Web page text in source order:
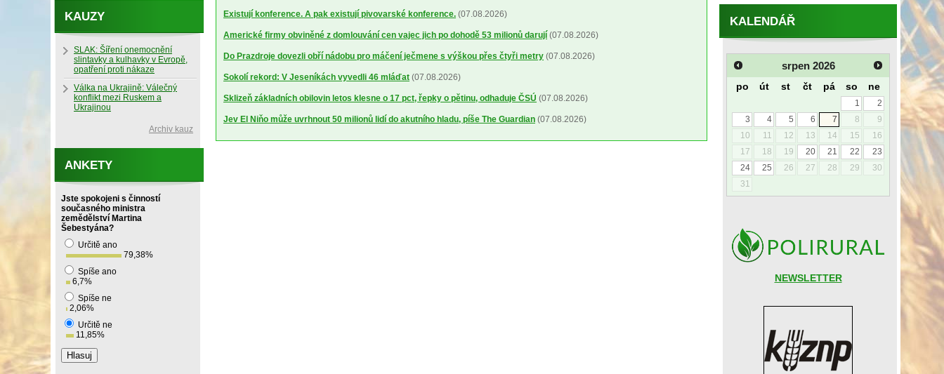
Existují konference. A pak existují pivovarské konference. (07.08.2026)
Americké firmy obviněné z domlouvání cen vajec jich po dohodě 53 milionů darují (07.08.2026)
Do Prazdroje dovezli obří nádobu pro máčení ječmene s výškou přes čtyři metry (07.08.2026)
Sokolí rekord: V Jeseníkách vyvedli 46 mláďat (07.08.2026)
Sklizeň základních obilovin letos klesne o 17 pct, řepky o pětinu, odhaduje ČSÚ (07.08.2026)
Jev El Niňo může uvrhnout 50 milionů lidí do akutního hladu, píše The Guardian (07.08.2026)
KALENDÁŘ
srpen 2026
po út st čt pá so ne
1
2
3
4 5 6 7 8
9
10
11 12 13 14 15
16
17
18 19 20 21 22
23
24
25 26 27 28 29
30
31
NEWSLETTER
KAUZY
SLAK: Šíření onemocnění
slintavky a kulhavky v Evropě,
opatření proti nákaze
Válka na Ukrajině: Válečný
konflikt mezi Ruskem a
Ukrajinou
Archiv kauz
ANKETY
Jste spokojeni s činností
současného ministra
zemědělství Martina
Šebestyána?
Určitě ano
79,38%
Spíše ano
6,7%
Spíše ne
2,06%
Určitě ne
11,85%